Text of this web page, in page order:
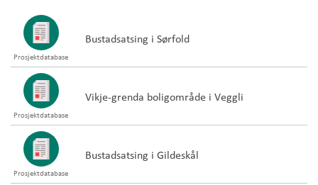
Kontakt oss
Om oss
Prosjektdatabase
Bustadsatsing i Sørfold
Prosjektdatabase
Vikje-grenda boligområde i Veggli
Prosjektdatabase
Bustadsatsing i Gildeskål